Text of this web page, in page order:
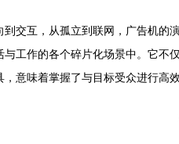
到交互，从孤立到联网，广告机的
工作的各个碎片化场景中。它不
意味着掌握了与目标受众进行高